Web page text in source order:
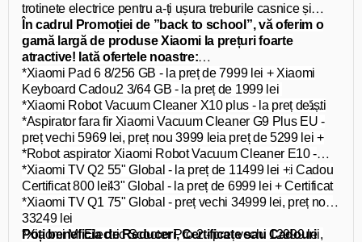
trotinete electrice pentru a-ți ușura treburile casnice și
toate activitățile școlare și extrașcolare!
În cadrul Promoției de ”back to school”, vă oferim o
gamă largă de produse Xiaomi la prețuri foarte
atractive! Iată ofertele noastre:
*Xiaomi Redmi A2 3/64 GB - la preț de 1999 lei
*Xiaomi Redmi 12 4/128 GB- la preț de 3499 lei + Căști
Cadou
*Xiaomi Redmi Note 12 8/256 GB - la preț de 5299 lei +
Căști Cadou
*Redmi Pad 4/128 GB - la preț de 4999 lei + Căști Cadou
*Xiaomi Pad 6 8/256 GB - la preț de 7999 lei + Xiaomi
Keyboard Cadou
*Xiaomi Robot Vacuum Cleaner X10 plus - la preț de
17999 lei +Xiaomi Vacuum Cleaner G9 PlusCadou
*Aspirator fara fir Xiaomi Vacuum Cleaner G9 Plus EU -
preț vechi 5969 lei, preț nou 3999 lei
*Robot aspirator Xiaomi Robot Vacuum Cleaner E10 -
preț vechi 3613 lei, preț nou 2999 lei
*Xiaomi TV A2 43" Global - la preț de 6999 lei +Certificat
500 lei
*Xiaomi TV Q2 55" Global - la preț de 11499 lei +
Certificat 800 lei
*Xiaomi TV Q1 75" Global - preț vechi 34999 lei, preț nou
33249 lei
*Xiaomi Mi Electric Scooter Pro 2 - preț vechi 12999 lei,
Poți beneficia de Reduceri, Certificate sau Cadouri